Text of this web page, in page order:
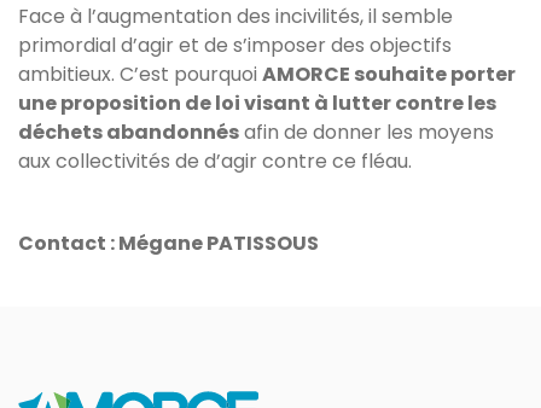
Face à l’augmentation des incivilités, il semble
primordial d’agir et de s’imposer des objectifs
ambitieux. C’est pourquoi AMORCE souhaite porter
une proposition de loi visant à lutter contre les
déchets abandonnésafin de donner les moyens
aux collectivités de d’agir contre ce fléau.
Contact : Mégane PATISSOUS